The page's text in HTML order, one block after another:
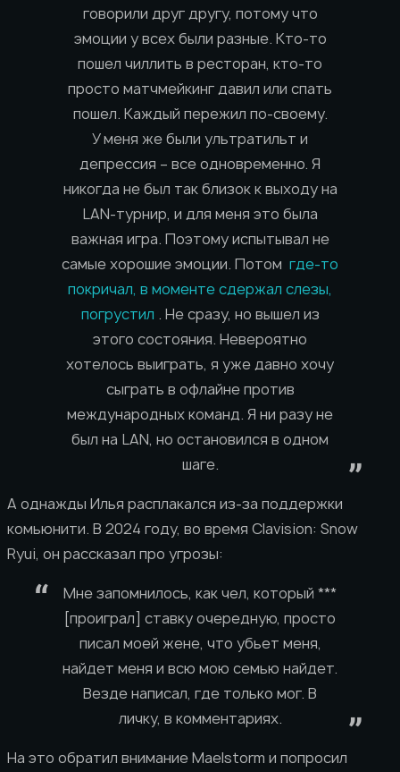
говорили друг другу, потому что
эмоции у всех были разные. Кто-то
пошел чиллить в ресторан, кто-то
просто матчмейкинг давил или спать
пошел. Каждый пережил по-своему.
У меня же были ультратильт и
депрессия – все одновременно. Я
никогда не был так близок к выходу на
LAN-турнир, и для меня это была
важная игра. Поэтому испытывал не
самые хорошие эмоции. Потом где-то
покричал, в моменте сдержал слезы,
погрустил . Не сразу, но вышел из
этого состояния. Невероятно
хотелось выиграть, я уже давно хочу
сыграть в офлайне против
международных команд. Я ни разу не
был на LAN, но остановился в одном
шаге.
А однажды Илья расплакался из-за поддержки
комьюнити. В 2024 году, во время Clavision: Snow
Ryui, он рассказал про угрозы:
Мне запомнилось, как чел, который ***
[проиграл] ставку очередную, просто
писал моей жене, что убьет меня,
найдет меня и всю мою семью найдет.
Везде написал, где только мог. В
личку, в комментариях.
На это обратил внимание Maelstorm и попросил